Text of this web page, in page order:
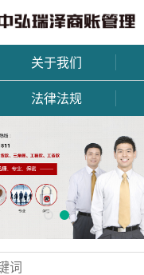
关于我们
法律法规